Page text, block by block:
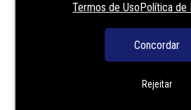
Sala de jogos
Sala de reuniões
Termos de UsoPolítica de
Concordar
Rejeitar